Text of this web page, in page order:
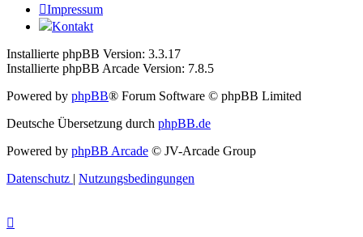
Impressum
Kontakt
Installierte phpBB Version: 3.3.17
Installierte phpBB Arcade Version: 7.8.5
Powered by phpBB® Forum Software © phpBB Limited
Deutsche Übersetzung durch phpBB.de
Powered by phpBB Arcade © JV-Arcade Group
Datenschutz | Nutzungsbedingungen